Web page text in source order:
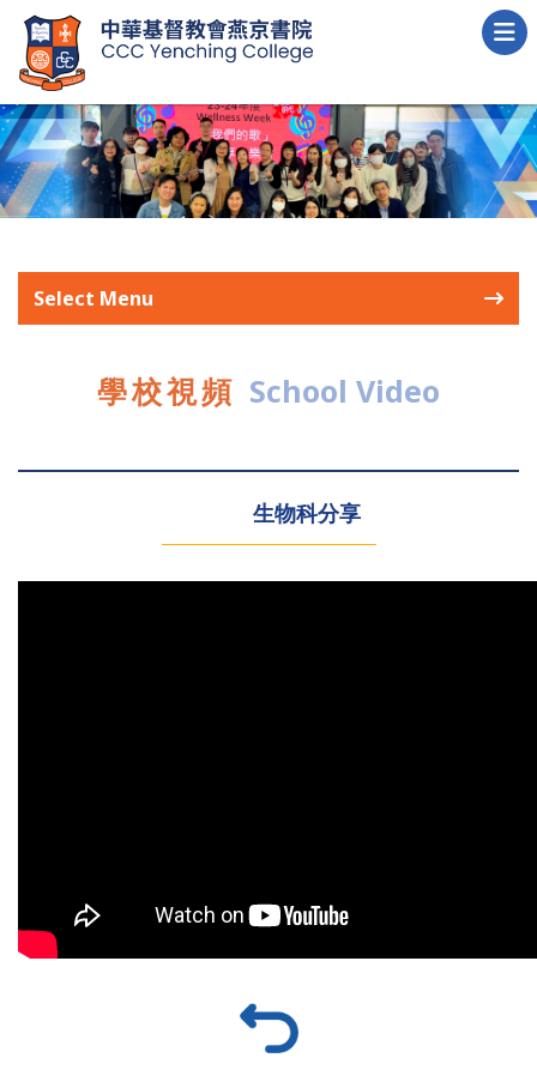
Select Menu
學校視頻 School Video
生物科分享